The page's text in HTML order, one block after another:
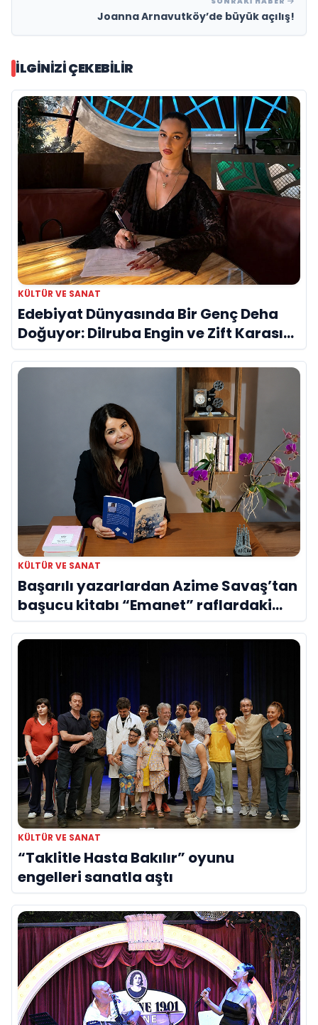
Joanna Arnavutköy’de büyük açılış!
İLGINIZI ÇEKEBILIR
KÜLTÜR VE SANAT
Edebiyat Dünyasında Bir Genç Deha
Doğuyor: Dilruba Engin ve Zift Karası
Evreni ‘AVENOİR’
KÜLTÜR VE SANAT
Başarılı yazarlardan Azime Savaş’tan
başucu kitabı “Emanet” raflardaki
yerini aldı
KÜLTÜR VE SANAT
“Taklitle Hasta Bakılır” oyunu
engelleri sanatla aştı